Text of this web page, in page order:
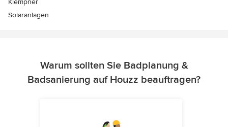
Solaranlagen
Warum sollten Sie Badplanung &
Badsanierung auf Houzz beauftragen?